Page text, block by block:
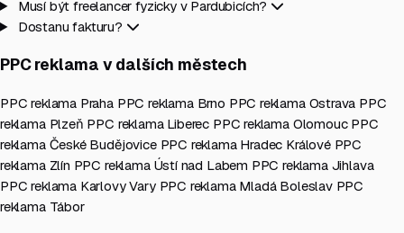
Musí být freelancer fyzicky v Pardubicích?
Dostanu fakturu?
PPC reklama v dalších městech
PPC reklama Praha PPC reklama Brno PPC reklama Ostrava PPC
reklama Plzeň PPC reklama Liberec PPC reklama Olomouc PPC
reklama České Budějovice PPC reklama Hradec Králové PPC
reklama Zlín PPC reklama Ústí nad Labem PPC reklama Jihlava
PPC reklama Karlovy Vary PPC reklama Mladá Boleslav PPC
reklama Tábor